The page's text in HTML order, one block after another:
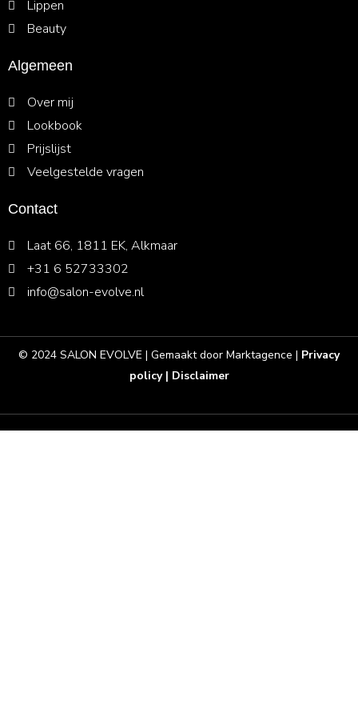
m
-
i
Lippen
Beauty
Algemeen
Over mij
Lookbook
Prijslijst
Veelgestelde vragen
Contact
Laat 66, 1811 EK, Alkmaar
+31 6 52733302
info@salon-evolve.nl
© 2024 SALON EVOLVE | Gemaakt door Marktagence | Privacy
policy| Disclaimer